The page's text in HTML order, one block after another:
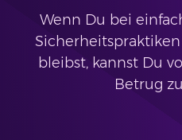
Wenn Du bei
bleibst, kannst Du
Betrug